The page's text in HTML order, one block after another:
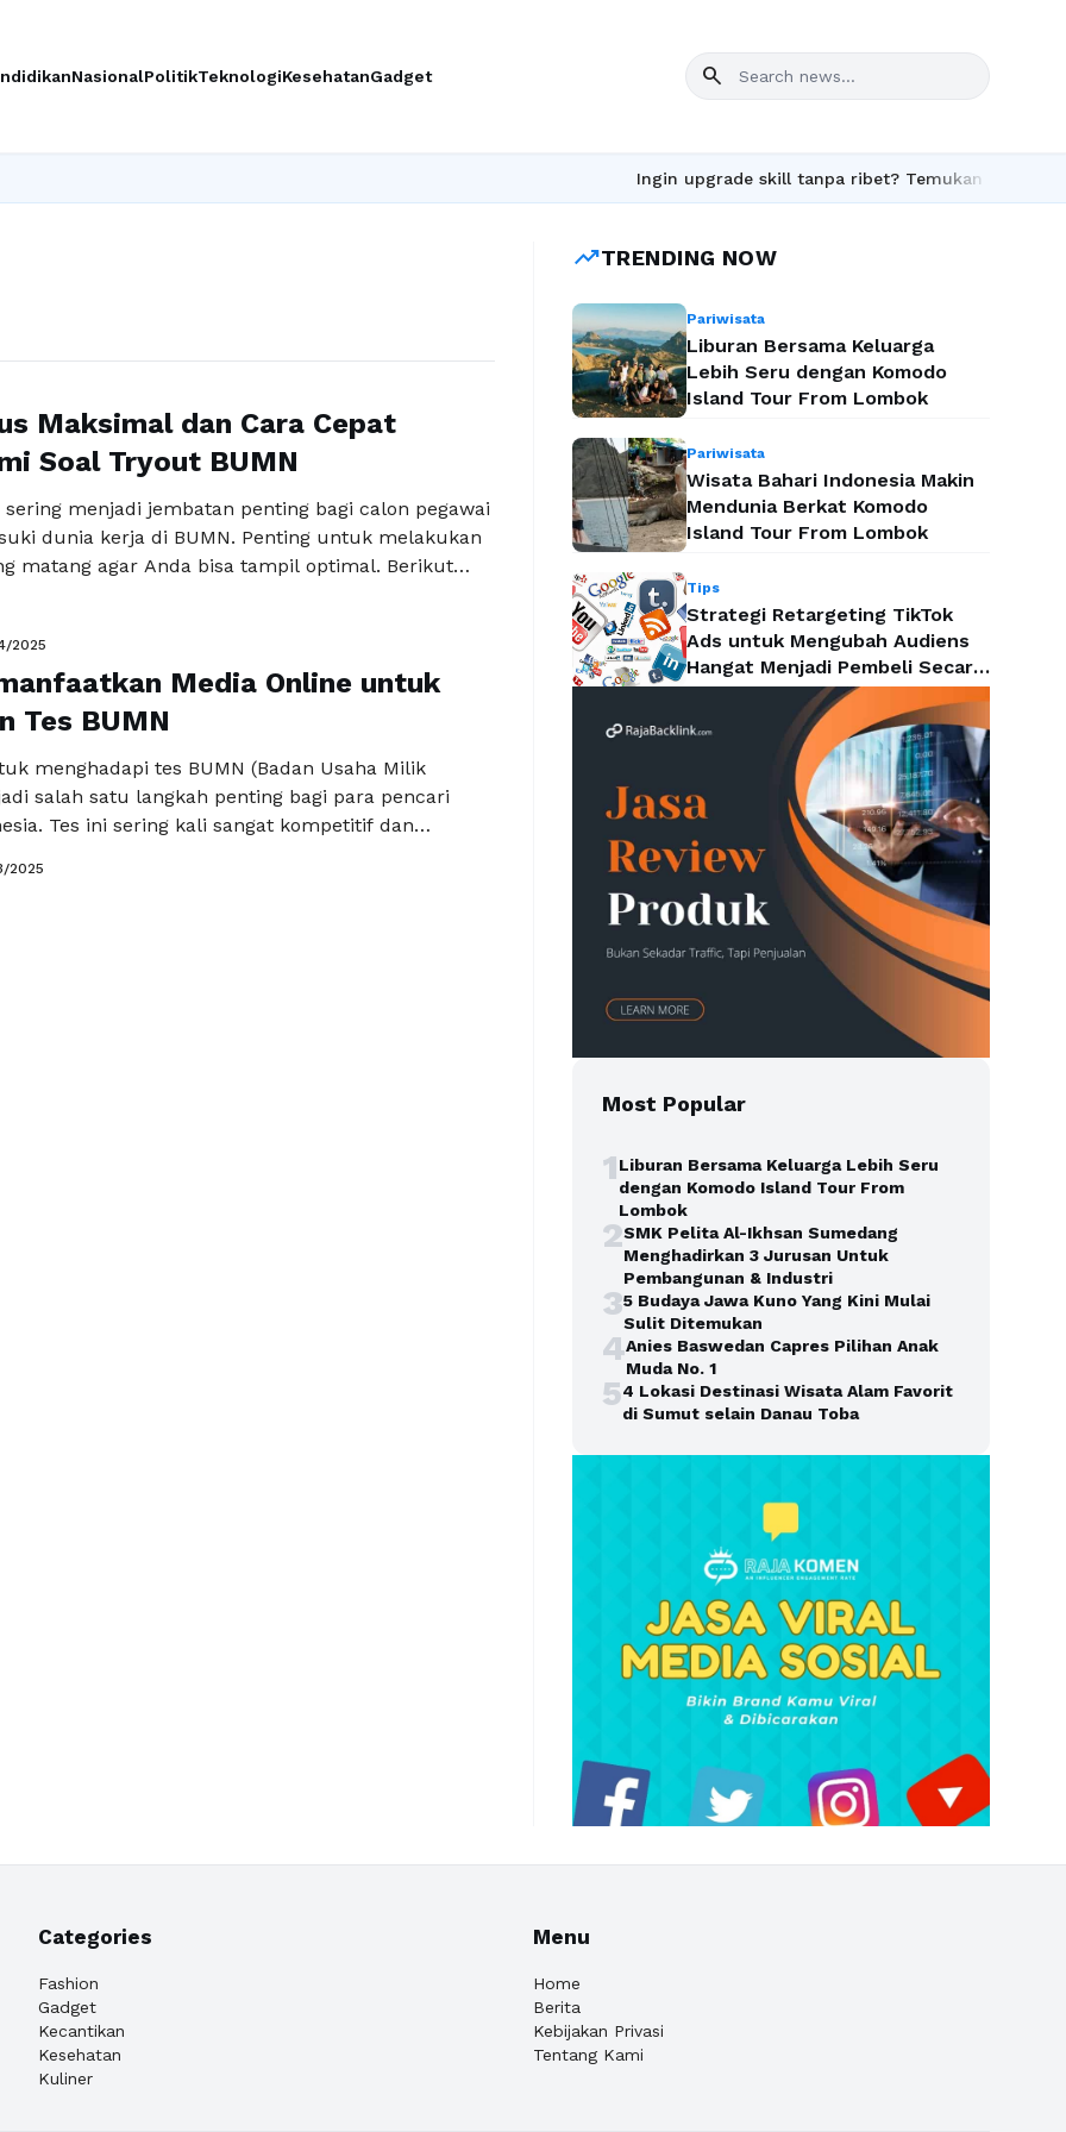
NasionalPolitikTeknologiKesehatanGadget search
Ingin upgrade skill tanpa ribet? Temukan kelas seru
Maksimal dan Cara Cepat
Soal Tryout BUMN
sering menjadi jembatan penting bagi calon pegawai
dunia kerja di BUMN. Penting untuk melakukan
matang agar Anda bisa tampil optimal. Berikut
dalam mengikuti tryout BUMN …
2025
Media Online untuk
Tes BUMN
menghadapi tes BUMN (Badan Usaha Milik
salah satu langkah penting bagi para pencari
Tes ini sering kali sangat kompetitif dan
belajar yang tepat agar bisa sukses dalam
berbagai sumber daya yang ada di media online,
2025
trending_upTRENDING NOW
Pariwisata
Liburan Bersama Keluarga
Lebih Seru dengan Komodo
Island Tour From Lombok
Pariwisata
Wisata Bahari Indonesia Makin
Mendunia Berkat Komodo
Island Tour From Lombok
Tips
Strategi Retargeting TikTok
Ads untuk Mengubah Audiens
Hangat Menjadi Pembeli Secara
Efektif
Most Popular
1Liburan Bersama Keluarga Lebih Seru
dengan Komodo Island Tour From
Lombok
2SMK Pelita Al-Ikhsan Sumedang
Menghadirkan 3 Jurusan Untuk
Pembangunan & Industri
35 Budaya Jawa Kuno Yang Kini Mulai
Sulit Ditemukan
4Anies Baswedan Capres Pilihan Anak
Muda No. 1
54 Lokasi Destinasi Wisata Alam Favorit
di Sumut selain Danau Toba
Categories
Fashion
Gadget
Kecantikan
Kesehatan
Kuliner
Menu
Home
Berita
Kebijakan Privasi
Tentang Kami